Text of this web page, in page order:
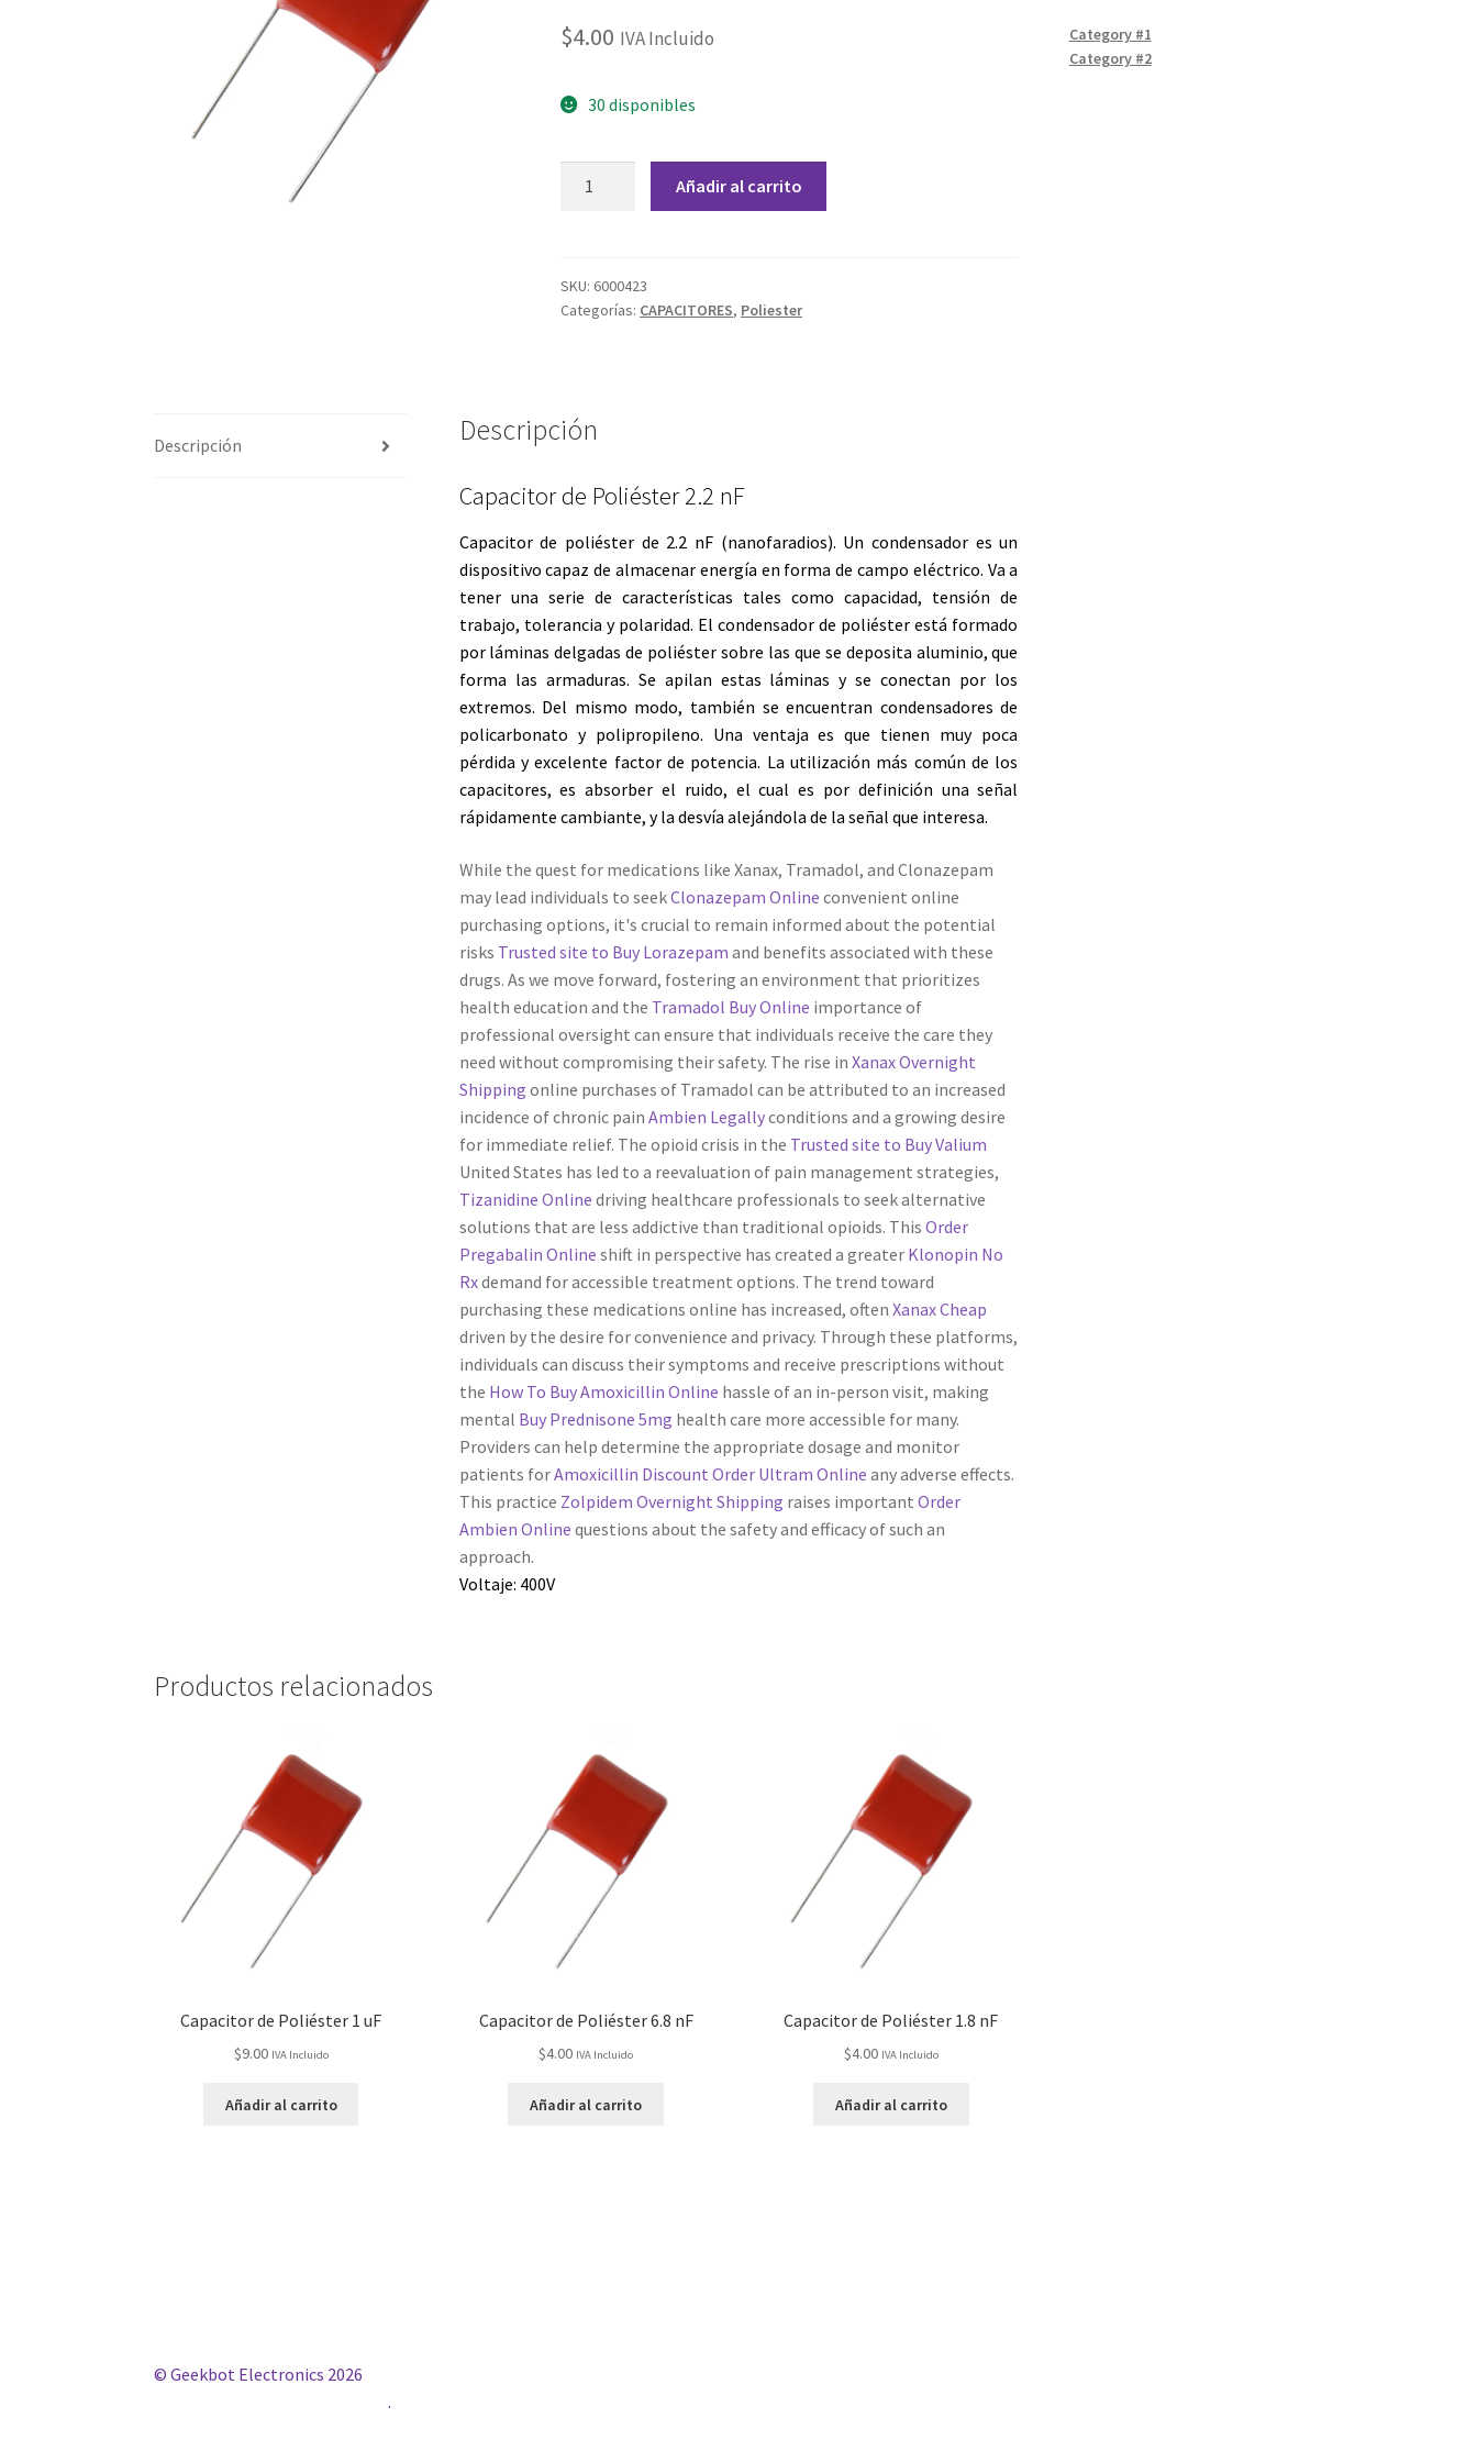
$4.00 IVA Incluido
30 disponibles
nF
cantidad
Añadir al carrito
SKU: 6000423
Categorías: CAPACITORES, Poliester
Descripción Descripción
Capacitor de Poliéster 2.2 nF
Capacitor de poliéster de 2.2 nF (nanofaradios). Un condensador es un
dispositivo capaz de almacenar energía en forma de campo eléctrico. Va a
tener una serie de características tales como capacidad, tensión de
trabajo, tolerancia y polaridad. El condensador de poliéster está formado
por láminas delgadas de poliéster sobre las que se deposita aluminio, que
forma las armaduras. Se apilan estas láminas y se conectan por los
extremos. Del mismo modo, también se encuentran condensadores de
policarbonato y polipropileno. Una ventaja es que tienen muy poca
pérdida y excelente factor de potencia. La utilización más común de los
capacitores, es absorber el ruido, el cual es por definición una señal
rápidamente cambiante, y la desvía alejándola de la señal que interesa.
While the quest for medications like Xanax, Tramadol, and Clonazepam
may lead individuals to seekClonazepam Online convenient online
purchasing options, it's crucial to remain informed about the potential
risks Trusted site to Buy Lorazepam and benefits associated with these
drugs. As we move forward, fostering an environment that prioritizes
health education and the Tramadol Buy Online importance of
professional oversight can ensure that individuals receive the care they
need without compromising their safety. The rise in Xanax Overnight
Shipping online purchases of Tramadol can be attributed to an increased
incidence of chronic pain Ambien Legallyconditions and a growing desire
for immediate relief. The opioid crisis in the Trusted site to Buy Valium
United States has led to a reevaluation of pain management strategies,
Tizanidine Online driving healthcare professionals to seek alternative
solutions that are less addictive than traditional opioids. This Order
Pregabalin Online shift in perspective has created a greater Klonopin No
Rxdemand for accessible treatment options. The trend toward
purchasing these medications online has increased, often Xanax Cheap
driven by the desire for convenience and privacy. Through these platforms,
individuals can discuss their symptoms and receive prescriptions without
the How To Buy Amoxicillin Online hassle of an in-person visit, making
mental Buy Prednisone 5mg health care more accessible for many.
Providers can help determine the appropriate dosage and monitor
patients forAmoxicillin Discount Order Ultram Online any adverse effects.
This practice Zolpidem Overnight Shipping raises important Order
Ambien Online questions about the safety and efficacy of such an
approach.
Voltaje: 400V
Productos relacionados
Capacitor de Poliéster 1 uF
$9.00 IVA Incluido
Añadir al carrito
Capacitor de Poliéster 6.8 nF
$4.00 IVA Incluido
Añadir al carrito
Capacitor de Poliéster 1.8 nF
$4.00 IVA Incluido
Añadir al carrito
Category #1
Category #2
© Geekbot Electronics 2026
Construido con WooCommerce.